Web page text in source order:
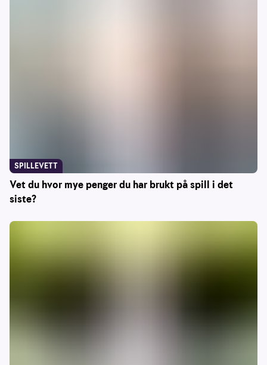
Vet du hvor mye penger du har brukt på spill i det
siste?
SPILLEVETT